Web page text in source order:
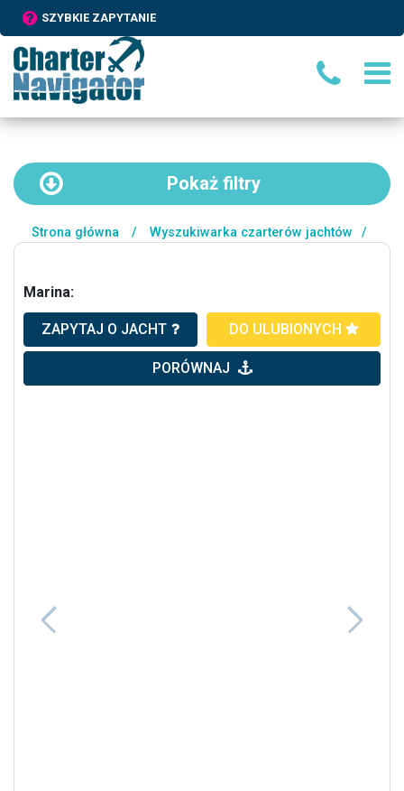
SZYBKIE ZAPYTANIE
Pokaż filtry
Strona główna / Wyszukiwarka czarterów jachtów /
Marina:
ZAPYTAJ O JACHT DO ULUBIONYCH
PORÓWNAJ